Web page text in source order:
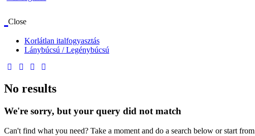
Close
Korlátlan italfogyasztás
Lánybúcsú / Legénybúcsú
No results
We're sorry, but your query did not match
Can't find what you need? Take a moment and do a search below or start from